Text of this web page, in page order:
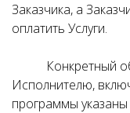
Заказчика, а
оплатить Услуги.
Конкретный
Исполнителю,
программы